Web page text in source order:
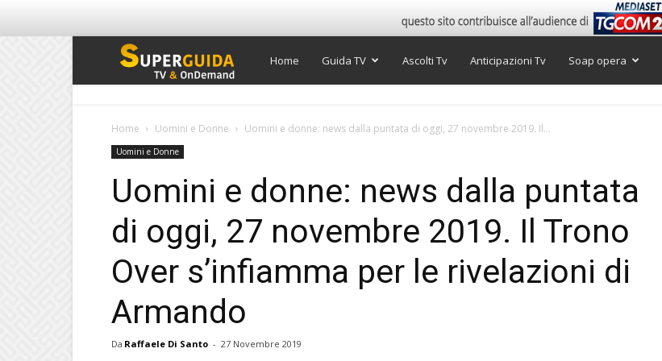
Super
Home Guida TV Ascolti Tv Anticipazioni Tv Soap opera
Home Uomini e Donne Uomini e donne: news dalla puntata di oggi, 27 novembre 2019. Il...
Uomini e Donne
Uomini e donne: news dalla puntata
di oggi, 27 novembre 2019. Il Trono
Over s’infiamma per le rivelazioni di
Armando
Da Raffaele Di Santo - 27 Novembre 2019